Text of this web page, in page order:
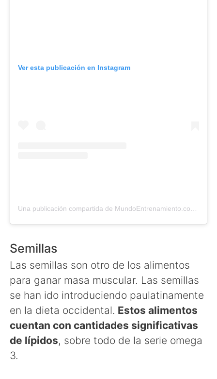
Ver esta publicación en Instagram
Una publicación compartida de MundoEntrenamiento.com (@mundo_entrenamiento)
Semillas
Las semillas son otro de los alimentos
para ganar masa muscular. Las semillas
se han ido introduciendo paulatinamente
en la dieta occidental. Estos alimentos
cuentan con cantidades significativas
de lípidos, sobre todo de la serie omega
3.